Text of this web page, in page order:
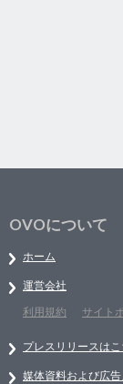
OVOについて
ホーム
運営会社
利用規約
サイト
プレスリリースは
媒体資料および広